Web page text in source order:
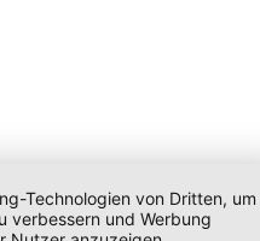
Technologien von Dritten, um
verbessern und Werbung